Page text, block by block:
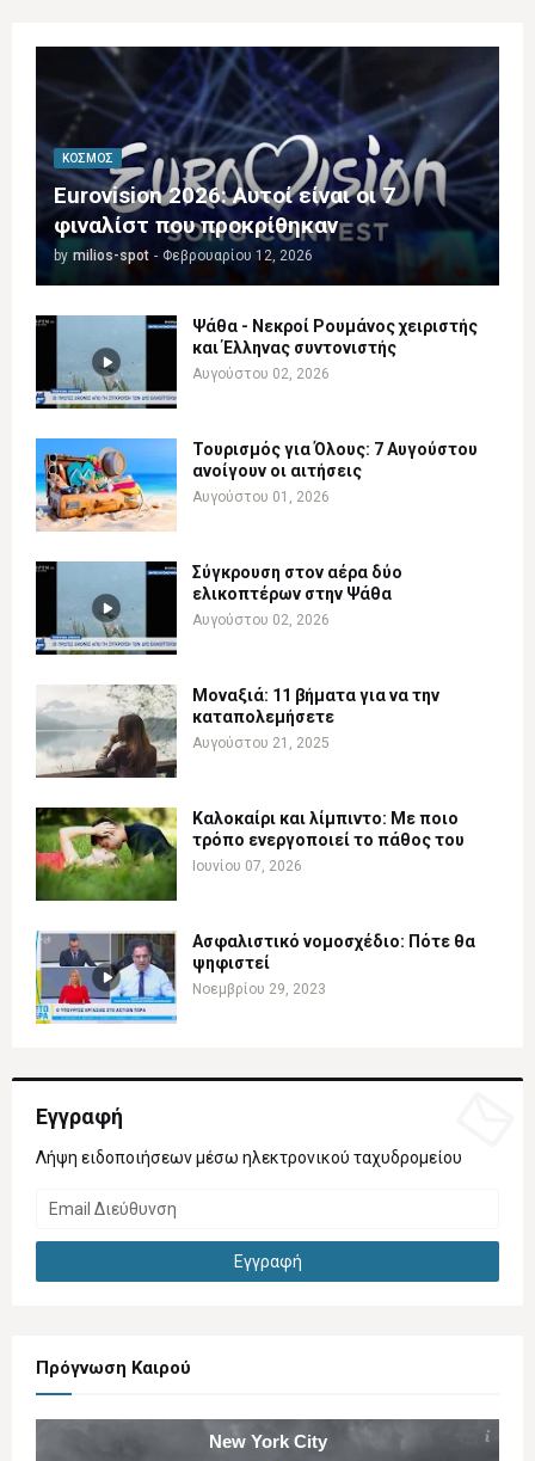
ΚΌΣΜΟΣ
Eurovision 2026: Αυτοί είναι οι 7
φιναλίστ που προκρίθηκαν
by milios-spot - Φεβρουαρίου 12, 2026
Ψάθα - Νεκροί Ρουμάνος χειριστής
και Έλληνας συντονιστής
Αυγούστου 02, 2026
Τουρισμός για Όλους: 7 Αυγούστου
ανοίγουν οι αιτήσεις
Αυγούστου 01, 2026
Σύγκρουση στον αέρα δύο
ελικοπτέρων στην Ψάθα
Αυγούστου 02, 2026
Μοναξιά: 11 βήματα για να την
καταπολεμήσετε
Αυγούστου 21, 2025
Καλοκαίρι και λίμπιντο: Με ποιο
τρόπο ενεργοποιεί το πάθος του
Ιουνίου 07, 2026
Ασφαλιστικό νομοσχέδιο: Πότε θα
ψηφιστεί
Νοεμβρίου 29, 2023
Εγγραφή
Λήψη ειδοποιήσεων μέσω ηλεκτρονικού ταχυδρομείου
Πρόγνωση Καιρού
New York City